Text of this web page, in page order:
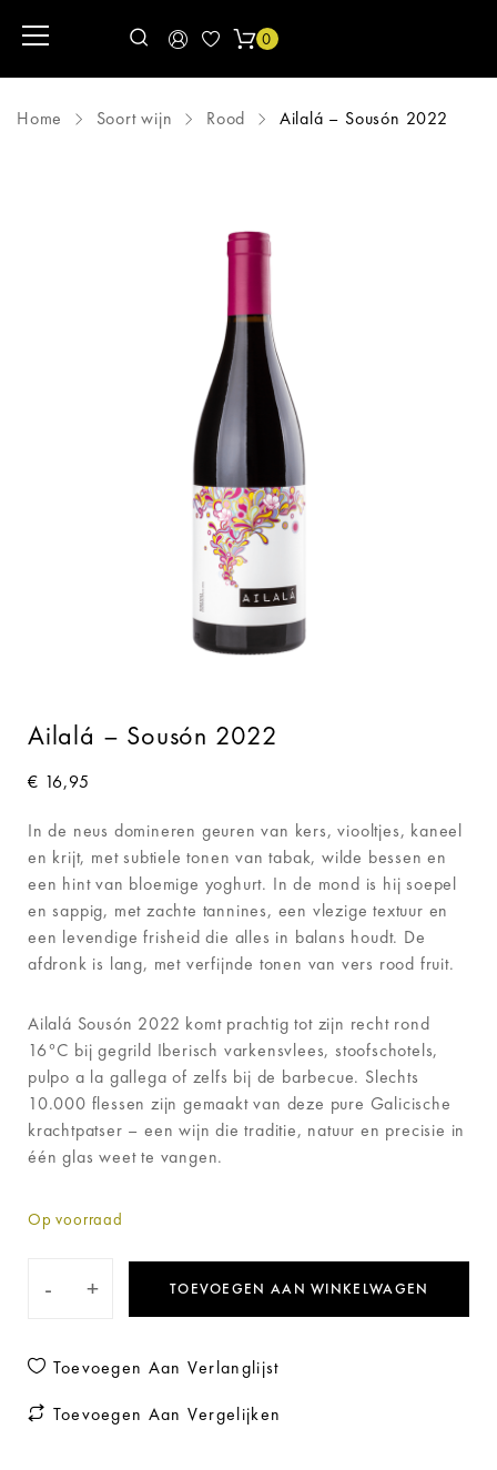
0
Home Soort wijn Rood Ailalá – Sousón 2022
Ailalá – Sousón 2022
€ 16,95
In de neus domineren geuren van kers, viooltjes, kaneel
en krijt, met subtiele tonen van tabak, wilde bessen en
een hint van bloemige yoghurt. In de mond is hij soepel
en sappig, met zachte tannines, een vlezige textuur en
een levendige frisheid die alles in balans houdt. De
afdronk is lang, met verfijnde tonen van vers rood fruit.
Ailalá Sousón 2022 komt prachtig tot zijn recht rond
16°C bij gegrild Iberisch varkensvlees, stoofschotels,
pulpo a la gallega of zelfs bij de barbecue. Slechts
10.000 flessen zijn gemaakt van deze pure Galicische
krachtpatser – een wijn die traditie, natuur en precisie in
één glas weet te vangen.
Op voorraad
- + TOEVOEGEN AAN WINKELWAGEN
Toevoegen Aan Verlanglijst
Toevoegen Aan Vergelijken